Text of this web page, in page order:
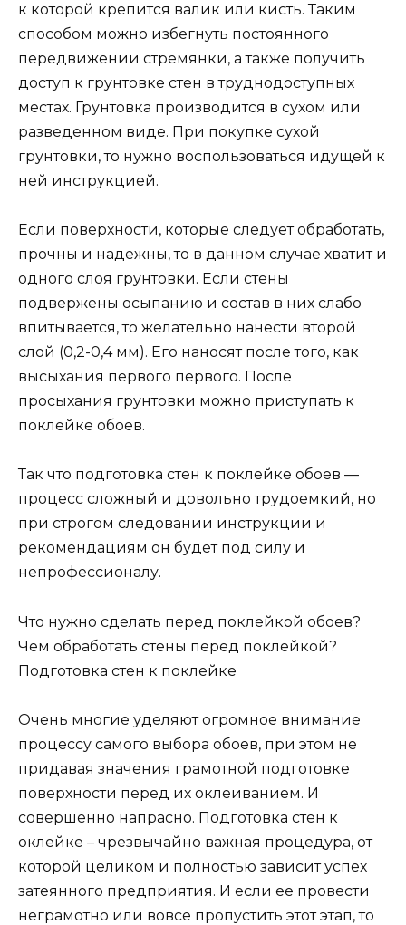
к которой крепится валик или кисть. Таким
способом можно избегнуть постоянного
передвижении стремянки, а также получить
доступ к грунтовке стен в труднодоступных
местах. Грунтовка производится в сухом или
разведенном виде. При покупке сухой
грунтовки, то нужно воспользоваться идущей к
ней инструкцией.
Если поверхности, которые следует обработать,
прочны и надежны, то в данном случае хватит и
одного слоя грунтовки. Если стены
подвержены осыпанию и состав в них слабо
впитывается, то желательно нанести второй
слой (0,2-0,4 мм). Его наносят после того, как
высыхания первого первого. После
просыхания грунтовки можно приступать к
поклейке обоев.
Так что подготовка стен к поклейке обоев —
процесс сложный и довольно трудоемкий, но
при строгом следовании инструкции и
рекомендациям он будет под силу и
непрофессионалу.
Что нужно сделать перед поклейкой обоев?
Чем обработать стены перед поклейкой?
Подготовка стен к поклейке
Очень многие уделяют огромное внимание
процессу самого выбора обоев, при этом не
придавая значения грамотной подготовке
поверхности перед их оклеиванием. И
совершенно напрасно. Подготовка стен к
оклейке – чрезвычайно важная процедура, от
которой целиком и полностью зависит успех
затеянного предприятия. И если ее провести
неграмотно или вовсе пропустить этот этап, то